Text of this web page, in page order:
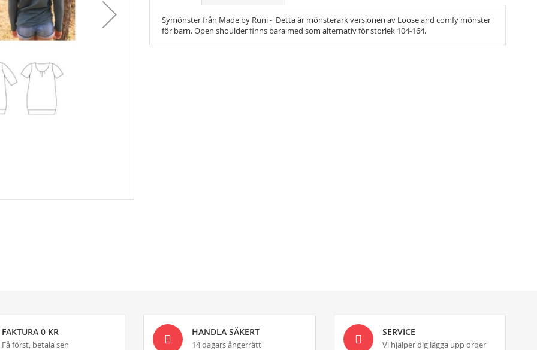
Symönster från Made by Runi - Detta är mönsterark versionen av Loose and comfy mönster
för barn.Open shoulder finns bara med som alternativ för storlek 104-164.
FAKTURA 0 KR
Få först, betala sen
HANDLA SÄKERT
14 dagars ångerrätt
SERVICE
Vi hjälper dig lägga upp order